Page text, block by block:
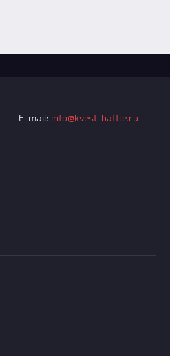
E-mail: info@kvest-battle.ru